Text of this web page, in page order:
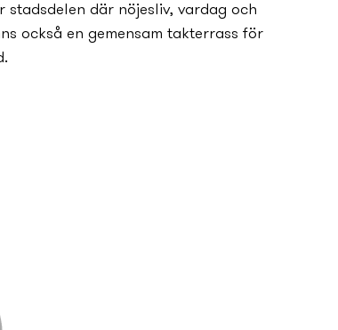
stadsdelen där nöjesliv, vardag och
också en gemensam takterrass för